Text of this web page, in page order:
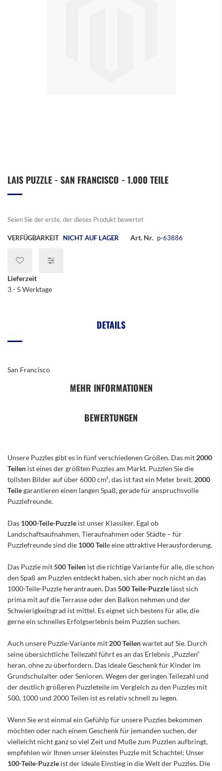
Anfang
LAIS PUZZLE - SAN FRANCISCO - 1.000 TEILE
Seien Sie der erste, der dieses Produkt bewertet
VERFÜGBARKEIT NICHT AUF LAGER Art. Nr. p-63886
Lieferzeit
3 - 5 Werktage
DETAILS
San Francisco
MEHR INFORMATIONEN
BEWERTUNGEN
Unsere Puzzles gibt es in fünf verschiedenen Größen. Das mit 2000
Teilen ist eines der größten Puzzles am Markt. Puzzlen Sie die
tollsten Bilder auf über 6000 cm², das ist fast ein Meter breit. 2000
Teilegarantieren einen langen Spaß, gerade für anspruchsvolle
Puzzlefreunde.
Das 1000-Teile-Puzzle ist unser Klassiker. Egal ob
Landschaftsaufnahmen, Tieraufnahmen oder Städte – für
Puzzlefreunde sind die 1000 Teile eine attraktive Herausforderung.
Das Puzzle mit500 Teilen ist die richtige Variante für alle, die schon
den Spaß am Puzzlen entdeckt haben, sich aber noch nicht an das
1000-Teile-Puzzle herantrauen. Das500 Teile-Puzzle lässt sich
prima mit auf die Terrasse oder den Balkon nehmen und der
Schwierigkeitsgrad ist mittel. Es eignet sich bestens für alle, die
gerne ein schnelles Erfolgserlebnis beim Puzzlen suchen.
Auch unsere Puzzle-Variante mit 200 Teilenwartet auf Sie. Durch
seine übersichtliche Teilezahl führt es an das Erlebnis „Puzzlen“
heran, ohne zu überfordern. Das ideale Geschenk für Kinder im
Grundschulalter oder Senioren. Wegen der geringen Teilezahl und
der deutlich größeren Puzzleteile im Vergleich zu den Puzzles mit
500, 1000 und 2000 Teilen ist es relativ schnell zu legen.
Wenn Sie erst einmal ein Gefühlp für unsere Puzzles bekommen
möchten oder nach einem Geschenk für jemanden suchen, der
vielleicht nicht ganz so viel Zeit und Muße zum Puzzlen aufbringt,
empfehlen wir Ihnen unser kleinstes Puzzle mit Schachtel: Unser
100-Teile-Puzzle ist der ideale Einstieg in die Welt der Puzzles. Die